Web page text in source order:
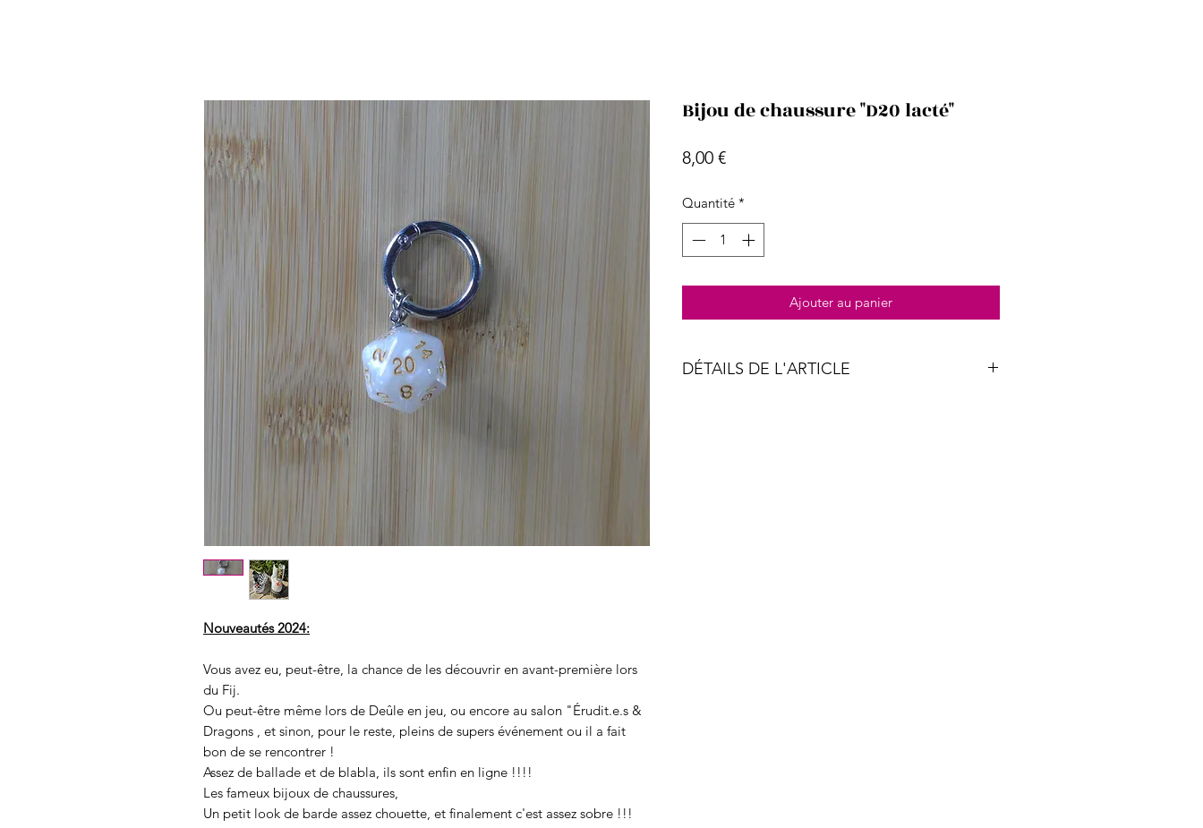
Nouveautés 2024:
Vous avez eu, peut-être, la chance de les découvrir en avant-première lors
du Fij.
Ou peut-être même lors de Deûle en jeu, ou encore au salon "Érudit.e.s &
Dragons , et sinon, pour le reste, pleins de supers événement ou il a fait
bon de se rencontrer !
Assez de ballade et de blabla, ils sont enfin en ligne !!!!
Les fameux bijoux de chaussures,
Un petit look de barde assez chouette, et finalement c'est assez sobre !!!
Bijou de chaussure "D20 lacté"
8,00 €Prix
Quantité *
Ajouter au panier
DÉTAILS DE L'ARTICLE